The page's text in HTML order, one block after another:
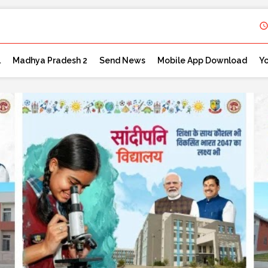
Madhya Pradesh 2 Send News Mobile App Download